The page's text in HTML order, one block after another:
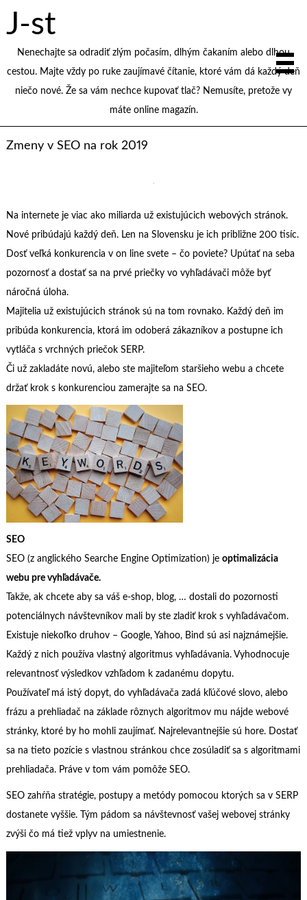
J-st
Nenechajte sa odradiť zlým počasím, dlhým čakaním alebo dlhou
cestou. Majte vždy po ruke zaujímavé čítanie, ktoré vám dá každý deň
niečo nové. Že sa vám nechce kupovať tlač? Nemusíte, pretože vy
máte online magazín.
Zmeny v SEO na rok 2019
Na internete je viac ako miliarda už existujúcich webových stránok.
Nové pribúdajú každý deň. Len na Slovensku je ich približne 200 tisíc.
Dosť veľká konkurencia v on line svete – čo poviete? Upútať na seba
pozornosť a dostať sa na prvé priečky vo vyhľadávači môže byť
náročná úloha.
Majitelia už existujúcich stránok sú na tom rovnako. Každý deň im
pribúda konkurencia, ktorá im odoberá zákazníkov a postupne ich
vytláča s vrchných priečok SERP.
Či už zakladáte novú, alebo ste majiteľom staršieho webu a chcete
držať krok s konkurenciou zamerajte sa na SEO.
SEO
SEO (z anglického Searche Engine Optimization) je optimalizácia
webu pre vyhľadávače.
Takže, ak chcete aby sa váš e-shop, blog, … dostali do pozornosti
potenciálnych návštevníkov mali by ste zladiť krok s vyhľadávačom.
Existuje niekoľko druhov – Google, Yahoo, Bind sú asi najznámejšie.
Každý z nich používa vlastný algoritmus vyhľadávania. Vyhodnocuje
relevantnosť výsledkov vzhľadom k zadanému dopytu.
Používateľ má istý dopyt, do vyhľadávača zadá kľúčové slovo, alebo
frázu a prehliadač na základe rôznych algoritmov mu nájde webové
stránky, ktoré by ho mohli zaujímať. Najrelevantnejšie sú hore. Dostať
sa na tieto pozície s vlastnou stránkou chce zosúladiť sa s algoritmami
prehliadača. Práve v tom vám pomôže SEO.
SEO zahŕňa stratégie, postupy a metódy pomocou ktorých sa v SERP
dostanete vyššie. Tým pádom sa návštevnosť vašej webovej stránky
zvýši čo má tiež vplyv na umiestnenie.